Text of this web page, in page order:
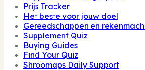
Prijs Tracker
Het beste voor jouw doel
Gereedschappen en
Supplement Quiz
Buying Guides
Find Your Quiz
Shroomaps Daily Support